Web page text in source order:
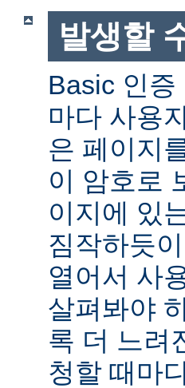
발생할
Basic 인
마다 사용
은 페이지
이 암호로
이지에 있
짐작하듯
열어서 사
살펴봐야
록 더 느려
청할 때마